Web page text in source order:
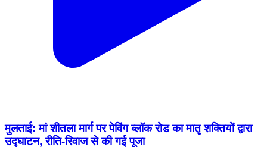
मुलताई: मां शीतला मार्ग पर पेविंग ब्लॉक रोड का मातृ शक्तियों द्वारा
उद्घाटन, रीति-रिवाज से की गई पूजा